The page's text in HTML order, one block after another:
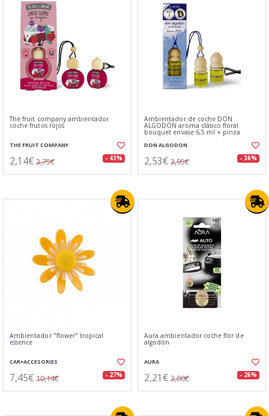
The fruit company ambientador
coche frutos rojos
THE FRUIT COMPANY
2,14€ 3,75€ - 43%
Ambientador de coche DON
ALGODÓN aroma clásico floral
bouquet envase 6,5 ml + pinza
DON ALGODON
2,53€ 3,95€ - 36%
Ambientador "flower" tropical
essence
CAR+ACCESORIES
7,45€ 10,14€ - 27%
Aura ambientador coche flor de
algodón
AURA
2,21€ 3,00€ - 26%